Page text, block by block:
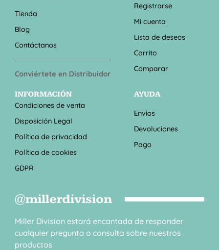
Tienda
Blog
Contáctanos
Conviértete en Distribuidor
Registrarse
Mi cuenta
Lista de deseos
Carrito
Comparar
INFORMACIÓN
Condiciones de venta
Disposición Legal
Política de privacidad
Política de cookies
GDPR
AYUDA
Envíos
Devoluciones
Pago
@millerdivision
Miller Division estará encantada de responder
cualquier pregunta o consulta sobre nuestros
productos